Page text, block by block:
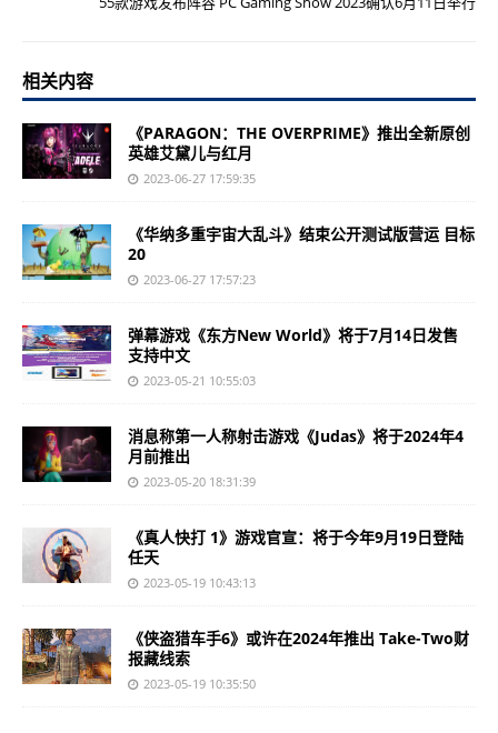
相关内容
《PARAGON：THE OVERPRIME》推出全新原创
英雄艾黛儿与红月
2023-06-27 17:59:35
《华纳多重宇宙大乱斗》结束公开测试版营运 目标
20
2023-06-27 17:57:23
弹幕游戏《东方New World》将于7月14日发售
支持中文
2023-05-21 10:55:03
消息称第一人称射击游戏《Judas》将于2024年4
月前推出
2023-05-20 18:31:39
《真人快打 1》游戏官宣：将于今年9月19日登陆
任天
2023-05-19 10:43:13
《侠盗猎车手6》或许在2024年推出 Take-Two财
报藏线索
2023-05-19 10:35:50